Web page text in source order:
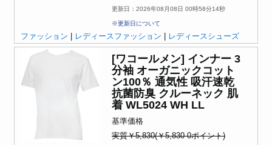
更新日：2026年08月08日 00時58分14秒
※更新日について
ファッション レディースファッション レディースシューズ
[ワコールメン] インナー 3
分袖 オーガニックコット
ン100％ 通気性 吸汗速乾
抗菌防臭 クルーネック 肌
着 WL5024 WH LL
基準価格
実質￥5,830(￥5,830-0ポイント)